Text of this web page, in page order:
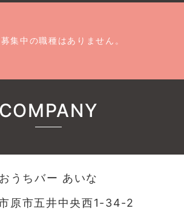
集中の職種はありません。
COMPANY
おうちバー あいな
原市五井中央西1-34-2